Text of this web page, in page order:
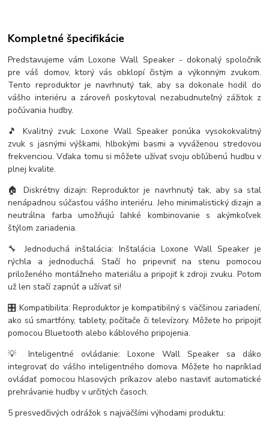
Kompletné špecifikácie
Predstavujeme vám Loxone Wall Speaker - dokonalý spoločník
pre váš domov, ktorý vás obklopí čistým a výkonným zvukom.
Tento reproduktor je navrhnutý tak, aby sa dokonale hodil do
vášho interiéru a zároveň poskytoval nezabudnuteľný zážitok z
počúvania hudby.
🎵 Kvalitný zvuk: Loxone Wall Speaker ponúka vysokokvalitný
zvuk s jasnými výškami, hlbokými basmi a vyváženou stredovou
frekvenciou. Vďaka tomu si môžete užívať svoju obľúbenú hudbu v
plnej kvalite.
🏠 Diskrétny dizajn: Reproduktor je navrhnutý tak, aby sa stal
nenápadnou súčasťou vášho interiéru. Jeho minimalistický dizajn a
neutrálna farba umožňujú ľahké kombinovanie s akýmkoľvek
štýlom zariadenia.
🔧 Jednoduchá inštalácia: Inštalácia Loxone Wall Speaker je
rýchla a jednoduchá. Stačí ho pripevniť na stenu pomocou
priloženého montážneho materiálu a pripojiť k zdroji zvuku. Potom
už len stačí zapnúť a užívať si!
🎛️ Kompatibilita: Reproduktor je kompatibilný s väčšinou zariadení,
ako sú smartfóny, tablety, počítače či televízory. Môžete ho pripojiť
pomocou Bluetooth alebo káblového pripojenia.
💡 Inteligentné ovládanie: Loxone Wall Speaker sa dáko
integrovať do vášho inteligentného domova. Môžete ho napríklad
ovládať pomocou hlasových príkazov alebo nastaviť automatické
prehrávanie hudby v určitých časoch.
5 presvedčivých odrážok s najväčšími výhodami produktu: